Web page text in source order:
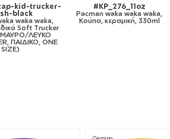
mirror-
gold
waka waka waka,
κεραμική, χρυσή
330ml
#KP_276_11ozcBLACK
Pacman waka waka waka,
Κούπα χρωματιστή μαύρη,
κεραμική, 330ml